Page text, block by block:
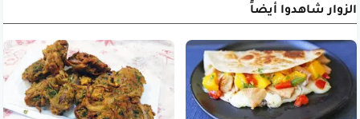
الزوار شاهدوا أيضاً